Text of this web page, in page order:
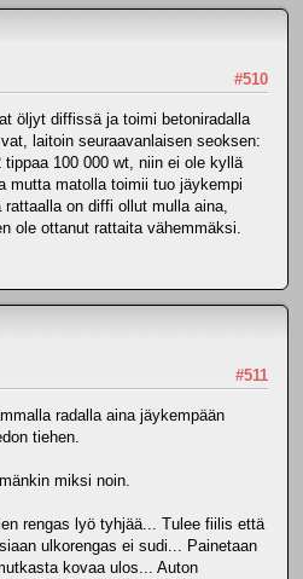
#510
öljyt diffissä ja toimi betoniradalla
laitoin seuraavanlaisen seoksen:
100 000 wt, niin ei ole kyllä
mutta matolla toimii tuo jäykempi
rattaalla on diffi ollut mulla aina,
ole ottanut rattaita vähemmäksi.
#511
radalla aina jäykempään
tiehen.
miksi noin.
rengas lyö tyhjää... Tulee fiilis että
ulkorengas ei sudi... Painetaan
kovaa ulos... Auton